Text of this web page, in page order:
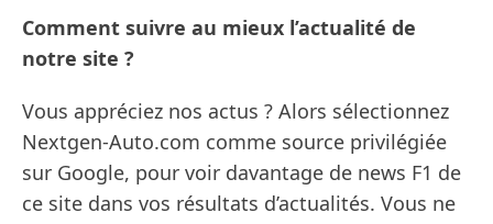
Comment suivre au mieux l’actualité de
notre site ?
Vous appréciez nos actus ? Alors sélectionnez
Nextgen-Auto.com comme source privilégiée
sur Google, pour voir davantage de news F1 de
ce site dans vos résultats d’actualités. Vous ne